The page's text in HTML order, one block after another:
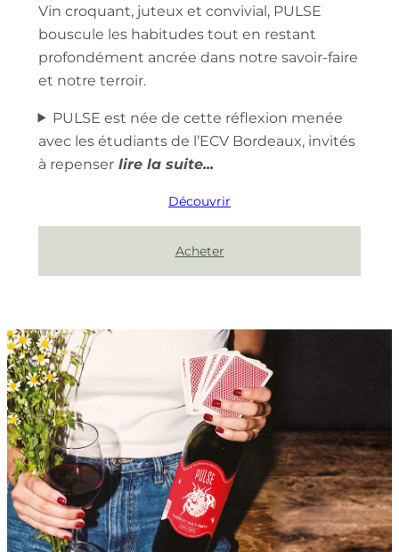
Vin croquant, juteux et convivial, PULSE
bouscule les habitudes tout en restant
profondément ancrée dans notre savoir-faire
et notre terroir.
PULSE est née de cette réflexion menée
avec les étudiants de l’ECV Bordeaux, invités
à repenser
Découvrir
Acheter